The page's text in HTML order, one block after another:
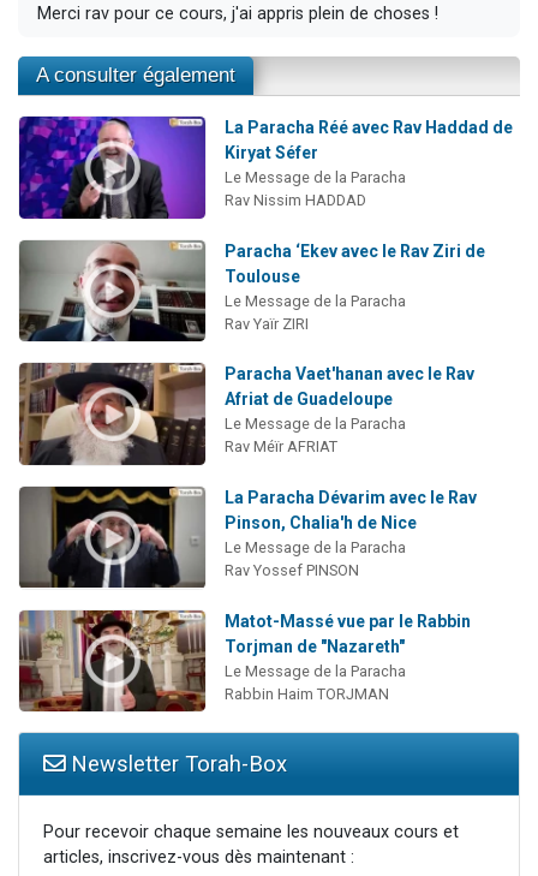
Merci rav pour ce cours, j'ai appris plein de choses !
A consulter également
La Paracha Réé avec Rav Haddad de
Kiryat Séfer
Le Message de la Paracha
Rav Nissim HADDAD
Paracha ‘Ekev avec le Rav Ziri de
Toulouse
Le Message de la Paracha
Rav Yaïr ZIRI
Paracha Vaet'hanan avec le Rav
Afriat de Guadeloupe
Le Message de la Paracha
Rav Méïr AFRIAT
La Paracha Dévarim avec le Rav
Pinson, Chalia'h de Nice
Le Message de la Paracha
Rav Yossef PINSON
Matot-Massé vue par le Rabbin
Torjman de "Nazareth"
Le Message de la Paracha
Rabbin Haim TORJMAN
Newsletter Torah-Box
Pour recevoir chaque semaine les nouveaux cours et
articles, inscrivez-vous dès maintenant :